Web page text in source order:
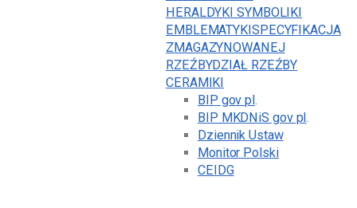
HERALDYKI SYMBOLIKI
EMBLEMATYKISPECYFIKACJA
ZMAGAZYNOWANEJ
RZEŹBYDZIAŁ RZEŹBY
CERAMIKI
BIP gov pl.
BIP MKDNiS gov pl.
Dziennik Ustaw
Monitor Polski
CEIDG